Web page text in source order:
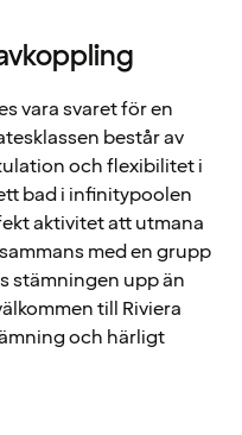
vara svaret för en
består av
och flexibilitet i
bad i infinitypoolen
aktivitet att utmana
med en grupp
stämningen upp än
till Riviera
och härligt